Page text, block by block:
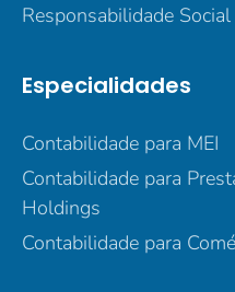
Responsabilidade Social
Especialidades
Contabilidade para MEI
Contabilidade para
Holdings
Contabilidade para